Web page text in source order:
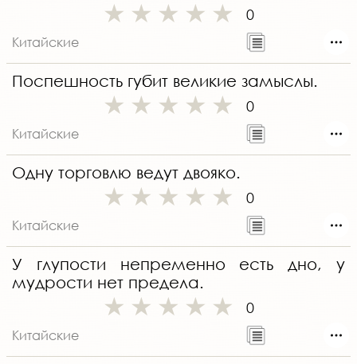
0
Китайские
Поспешность губит великие замыслы.
0
Китайские
Одну торговлю ведут двояко.
0
Китайские
У глупости непременно есть дно, у
мудрости нет предела.
0
Китайские